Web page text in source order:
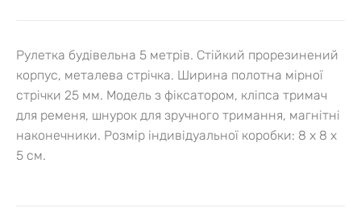
Рулетка будівельна 5 метрів. Стійкий прорезинений
корпус, металева стрічка. Ширина полотна мірної
стрічки 25 мм. Модель з фіксатором, кліпса тримач
для ременя, шнурок для зручного тримання, магнітні
наконечники. Розмір індивідуальної коробки: 8 х 8 х
5 см.